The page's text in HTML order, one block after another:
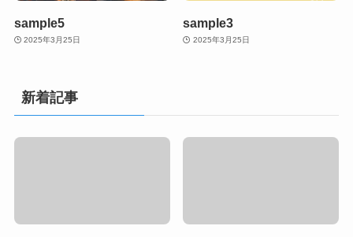
sample5
2025年3月25日
sample3
2025年3月25日
新着記事